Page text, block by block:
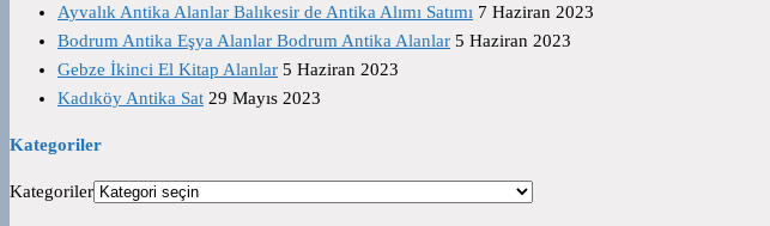
Ayvalık Antika Alanlar Balıkesir de Antika Alımı Satımı 7 Haziran 2023
Bodrum Antika Eşya Alanlar Bodrum Antika Alanlar 5 Haziran 2023
Gebze İkinci El Kitap Alanlar 5 Haziran 2023
Kadıköy Antika Sat 29 Mayıs 2023
Kategoriler
Kategoriler